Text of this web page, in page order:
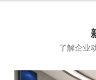
了解企业